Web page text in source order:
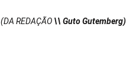
(DA REDAÇÃO \\ Guto Gutemberg)